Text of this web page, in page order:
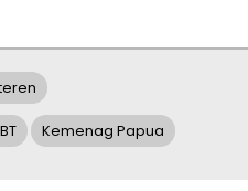
Kemenag Papua